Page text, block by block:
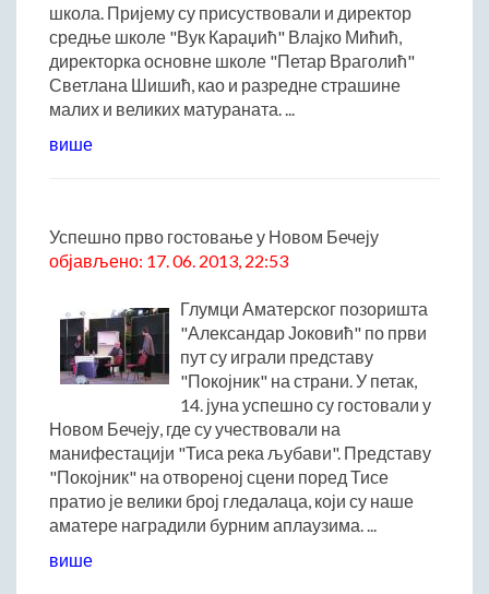
школа. Пријему су присуствовали и директор
средње школе "Вук Караџић" Влајко Мићић,
директорка основне школе "Петар Враголић"
Светлана Шишић, као и разредне страшине
малих и великих матураната. ...
више
Успешно прво гостовање у Новом Бечеју
објављено: 17. 06. 2013, 22:53
Глумци Аматерског позоришта
"Александар Јоковић" по први
пут су играли представу
"Покојник" на страни. У петак,
14. јуна успешно су гостовали у
Новом Бечеју, где су учествовали на
манифестацији "Тиса река љубави". Представу
"Покојник" на отвореној сцени поред Тисе
пратио је велики број гледалаца, који су наше
аматере наградили бурним аплаузима. ...
више